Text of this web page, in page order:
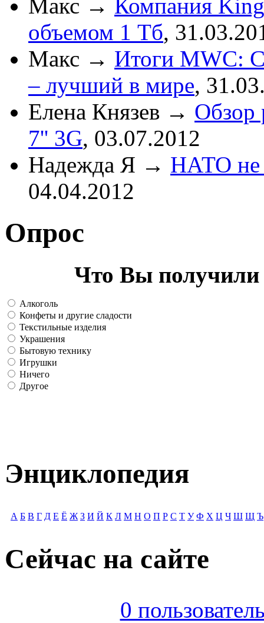
Макс → Компания
объемом 1 Тб,
Макс → Итоги MWC:
– лучший в мире,
Елена Князев → Обзор
7'' 3G, 03.07.2012
Надежда Я → НАТО не
04.04.2012
Опрос
Что Вы получили
Алкоголь
Конфеты и другие сладости
Текстильные изделия
Украшения
Бытовую технику
Игрушки
Ничего
Другое
Энциклопедия
А Б В Г Д Е Ё Ж З И Й К Л М Н О П Р С Т У Ф Х Ц Ч Ш Щ Ъ
Сейчас на сайте
0